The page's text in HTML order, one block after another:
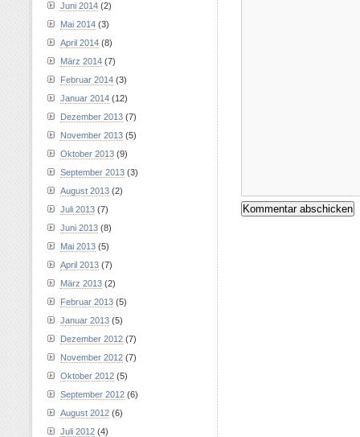
Juni 2014 (2)
Mai 2014 (3)
April 2014 (8)
März 2014 (7)
Februar 2014 (3)
Januar 2014 (12)
Dezember 2013 (7)
November 2013 (5)
Oktober 2013 (9)
September 2013 (3)
August 2013 (2)
Juli 2013 (7)
Juni 2013 (8)
Mai 2013 (5)
April 2013 (7)
März 2013 (2)
Februar 2013 (5)
Januar 2013 (5)
Dezember 2012 (7)
November 2012 (7)
Oktober 2012 (5)
September 2012 (6)
August 2012 (6)
Juli 2012 (4)